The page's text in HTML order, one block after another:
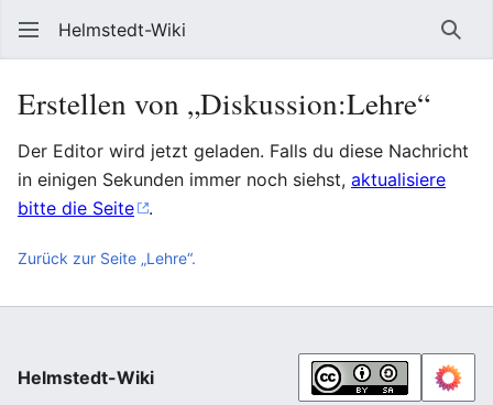
Helmstedt-Wiki
Erstellen von „Diskussion:Lehre“
Der Editor wird jetzt geladen. Falls du diese Nachricht
in einigen Sekunden immer noch siehst, aktualisiere
bitte die Seite
.
Zurück zur Seite „Lehre“.
Helmstedt-Wiki